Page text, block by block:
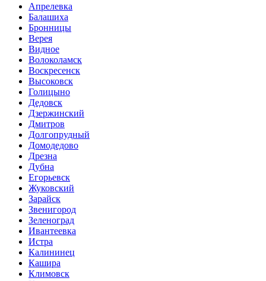
Апрелевка
Балашиха
Бронницы
Верея
Видное
Волоколамск
Воскресенск
Высоковск
Голицыно
Дедовск
Дзержинский
Дмитров
Долгопрудный
Домодедово
Дрезна
Дубна
Егорьевск
Жуковский
Зарайск
Звенигород
Зеленоград
Ивантеевка
Истра
Калининец
Кашира
Климовск